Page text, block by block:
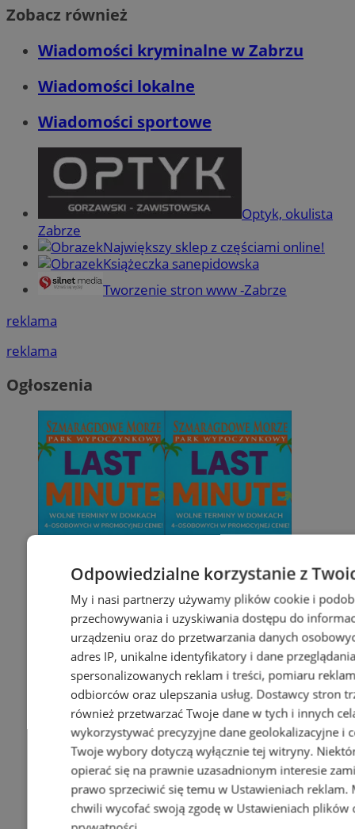
Zobacz również
Wiadomości kryminalne w Zabrzu
Wiadomości lokalne
Wiadomości sportowe
Optyk, okulista
Zabrze
Największy sklep z częściami online!
Książeczka sanepidowska
Tworzenie stron www -Zabrze
reklama
reklama
Ogłoszenia
Odpowiedzialne korzystanie z
My i nasi partnerzy używamy plików cookie i
przechowywania i uzyskiwania dostępu do
urządzeniu oraz do przetwarzania danych
adres IP, unikalne identyfikatory i dane
spersonalizowanych reklam i treści, pomiaru
odbiorców oraz ulepszania usług. Dostawcy stron
również przetwarzać Twoje dane w tych i innych
wykorzystywać precyzyjne dane geolokalizacyjne i
Twoje wybory dotyczą wyłącznie tej witryny.
opierać się na prawnie uzasadnionym interesie
prawo sprzeciwić się temu w Ustawieniach reklam.
chwili wycofać swoją zgodę w Ustawieniach plików